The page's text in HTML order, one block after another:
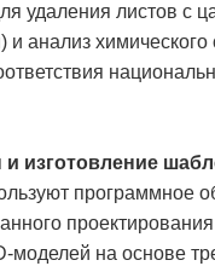
удаления листов с
и анализ химического
и изготовление
программное
моделей на основе